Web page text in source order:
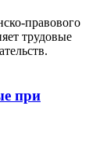
правового
трудовые
при